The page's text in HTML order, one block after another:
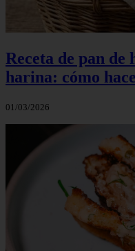
Receta de pan de
harina: cómo
01/03/2026